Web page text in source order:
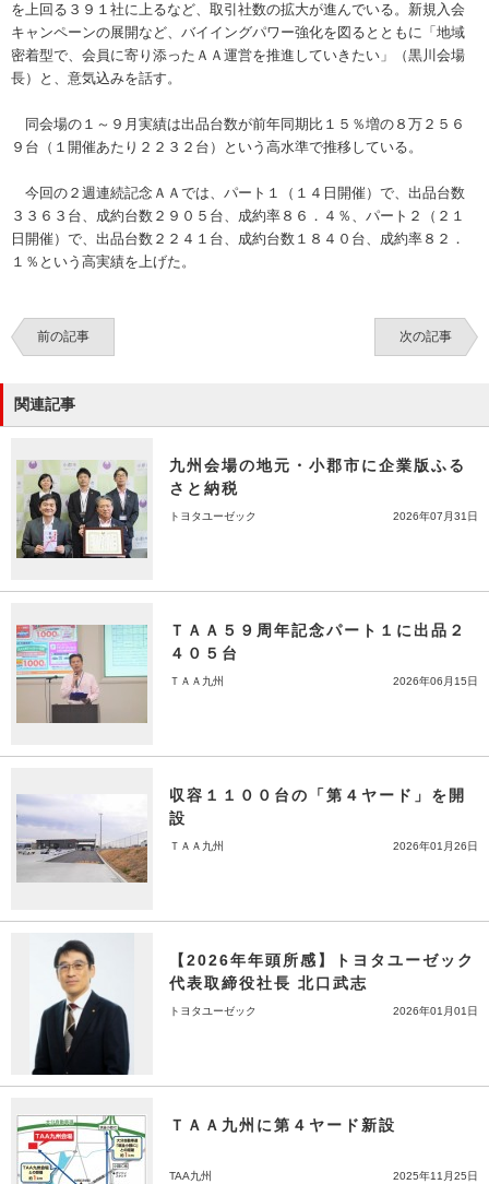
を上回る３９１社に上るなど、取引社数の拡大が進んでいる。新規入会
キャンペーンの展開など、バイイングパワー強化を図るとともに「地域
密着型で、会員に寄り添ったＡＡ運営を推進していきたい」（黒川会場
長）と、意気込みを話す。
同会場の１～９月実績は出品台数が前年同期比１５％増の８万２５６
９台（１開催あたり２２３２台）という高水準で推移している。
今回の２週連続記念ＡＡでは、パート１（１４日開催）で、出品台数
３３６３台、成約台数２９０５台、成約率８６．４％、パート２（２１
日開催）で、出品台数２２４１台、成約台数１８４０台、成約率８２．
１％という高実績を上げた。
前の記事 次の記事
関連記事
九州会場の地元・小郡市に企業版ふる
さと納税
トヨタユーゼック 2026年07月31日
ＴＡＡ５９周年記念パート１に出品２
４０５台
ＴＡＡ九州 2026年06月15日
収容１１００台の「第４ヤード」を開
設
ＴＡＡ九州 2026年01月26日
【2026年年頭所感】トヨタユーゼック
代表取締役社長 北口武志
トヨタユーゼック 2026年01月01日
ＴＡＡ九州に第４ヤード新設
TAA九州 2025年11月25日